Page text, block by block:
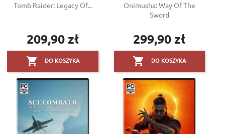
Tomb Raider: Legacy Of...
Cena
209,90 zł
 DO KOSZYKA
Onimusha: Way Of The
Sword
Cena
299,90 zł
 DO KOSZYKA